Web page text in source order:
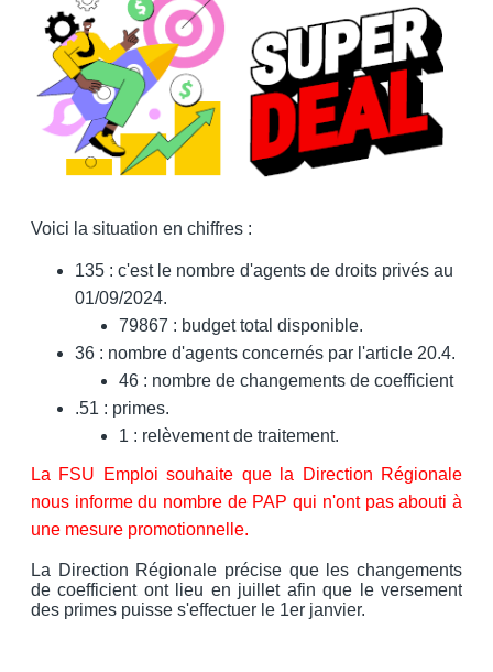
Voici la situation en chiffres :
135 : c'est le nombre d'agents de droits privés au
01/09/2024.
79867 : budget total disponible.
36 : nombre d'agents concernés par l'article 20.4.
46 : nombre de changements de coefficient
.51 : primes.
1 : relèvement de traitement.
La FSU Emploi souhaite que la Direction Régionale
nous informe du nombre de PAP qui n'ont pas abouti à
une mesure promotionnelle.
La Direction Régionale précise que les changements
de coefficient ont lieu en juillet afin que le versement
des primes puisse s'effectuer le 1er janvier.